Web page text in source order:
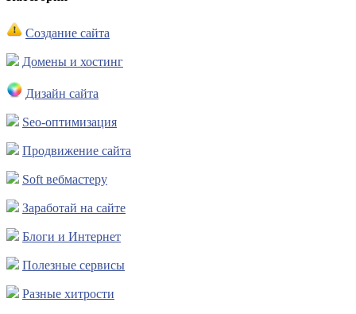
Создание сайта
Домены и хостинг
Дизайн сайта
Seo-оптимизация
Продвижение сайта
Soft вебмастеру
Заработай на сайте
Блоги и Интернет
Полезные сервисы
Разные хитрости